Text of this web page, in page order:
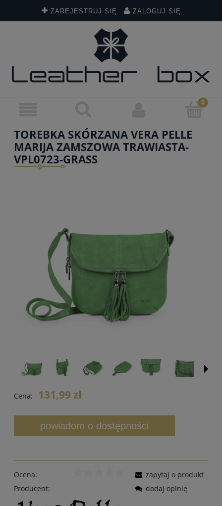
ZAREJESTRUJ SIĘ ZALOGUJ SIĘ
TOREBKA SKÓRZANA VERA PELLE
MARIJA ZAMSZOWA TRAWIASTA-
VPL0723-GRASS
Cena: 131,99 zł
powiadom o dostępności
Ocena:
Producent:
zapytaj o produkt
dodaj opinię